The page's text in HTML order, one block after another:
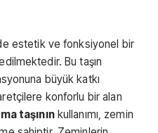
estetik ve fonksiyonel bir
Bu taşın
büyük katkı
konforlu bir alan
taşınınkullanımı, zemin